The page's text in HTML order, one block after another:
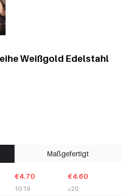
Weißgold Edelstahl
Maßgefertigt
€4.70
10-19
€4.60
≥20